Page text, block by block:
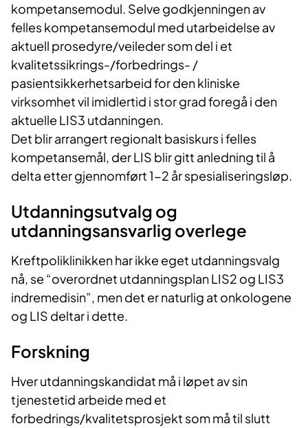
kompetansemodul. Selve godkjenningen av
felles kompetansemodul med utarbeidelse av
aktuell prosedyre/veileder som del i et
kvalitetssikrings-/forbedrings- /
pasientsikkerhetsarbeid for den kliniske
virksomhet vil imidlertid i stor grad foregå i den
aktuelle LIS3 utdanningen.
Det blir arrangert regionalt basiskurs i felles
kompetansemål, der LIS blir gitt anledning til å
delta etter gjennomført 1-2 år spesialiseringsløp.
Utdanningsutvalg og
utdanningsansvarlig overlege
Kreftpoliklinikken har ikke eget utdanningsvalg
nå, se “overordnet utdanningsplan LIS2 og LIS3
indremedisin”, men det er naturlig at onkologene
og LIS deltar i dette.
Forskning
Hver utdanningskandidat må i løpet av sin
tjenestetid arbeide med et
forbedrings/kvalitetsprosjekt som må til slutt